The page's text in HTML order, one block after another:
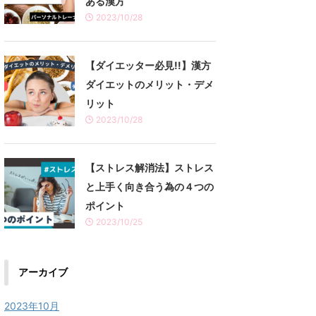
2023/10/28
【ダイエッター必見!!】漢方
ダイエットのメリット・デメ
リット
2023/10/28
【ストレス解消法】ストレス
と上手く向き合う為の４つの
ポイント
2023/10/25
アーカイブ
2023年10月